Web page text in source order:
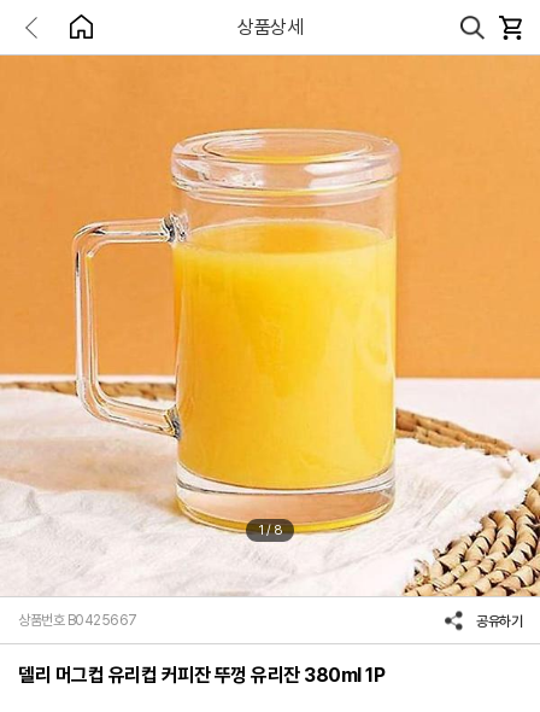
상품상세
1/8
상품번호 B0425667 공유하기
델리 머그컵 유리컵 커피잔 뚜껑 유리잔 380ml 1P